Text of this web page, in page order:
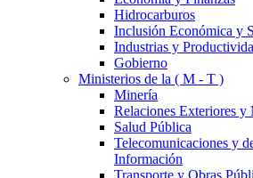
Hidrocarburos
Inclusión Económica y
Industrias y
Gobierno
Ministerios de la ( M - T )
Minería
Relaciones Exteriores
Salud Pública
Telecomunicaciones y
Información
Transporte y Obras